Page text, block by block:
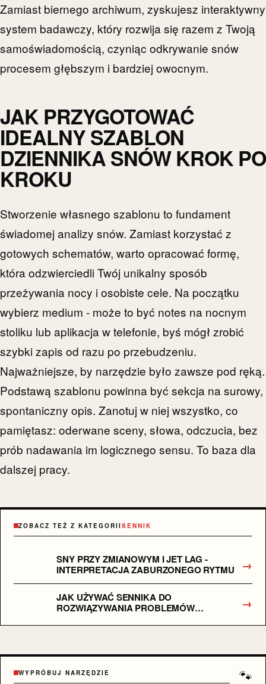
Zamiast biernego archiwum, zyskujesz interaktywny
system badawczy, który rozwija się razem z Twoją
samoświadomością, czyniąc odkrywanie snów
procesem głębszym i bardziej owocnym.
JAK PRZYGOTOWAĆ
IDEALNY SZABLON
DZIENNIKA SNÓW KROK PO
KROKU
Stworzenie własnego szablonu to fundament
świadomej analizy snów. Zamiast korzystać z
gotowych schematów, warto opracować formę,
która odzwierciedli Twój unikalny sposób
przeżywania nocy i osobiste cele. Na początku
wybierz medium - może to być notes na nocnym
stoliku lub aplikacja w telefonie, byś mógł zrobić
szybki zapis od razu po przebudzeniu.
Najważniejsze, by narzędzie było zawsze pod ręką.
Podstawą szablonu powinna być sekcja na surowy,
spontaniczny opis. Zanotuj w niej wszystko, co
pamiętasz: oderwane sceny, słowa, odczucia, bez
prób nadawania im logicznego sensu. To baza dla
dalszej pracy.
ZOBACZ TEŻ Z KATEGORIISENNIK
SNY PRZY ZMIANOWYM I JET LAG -
INTERPRETACJA ZABURZONEGO RYTMU
→
JAK UŻYWAĆ SENNIKA DO
ROZWIĄZYWANIA PROBLEMÓW
BRAINSTORMINGU” KROK PO KROKU.
→
🐾
WYPRÓBUJ NARZĘDZIE